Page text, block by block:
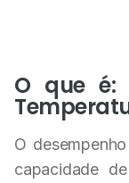
O que é:
O
capacidade